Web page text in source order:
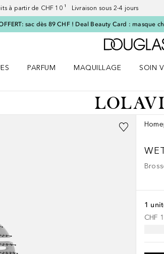
à partir de CHF 10 ¹ Livraison sous 2-4 jours
sac dès 89 CHF ! Deal Beauty Card : masque
PARFUM
MAQUILLAGE
SOIN
1
CHF